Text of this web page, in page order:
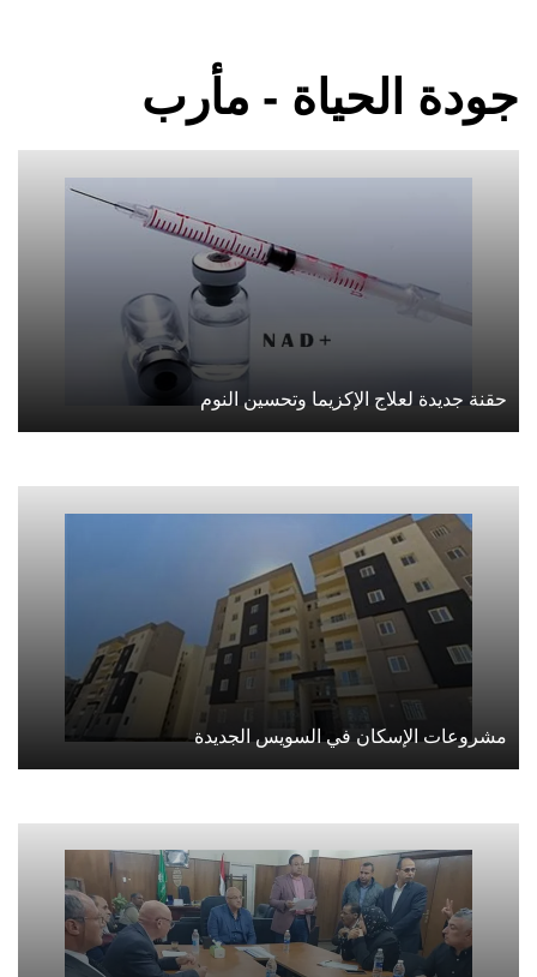
جودة الحياة - مأرب
حقنة جديدة لعلاج الإكزيما وتحسين النوم
مشروعات الإسكان في السويس الجديدة